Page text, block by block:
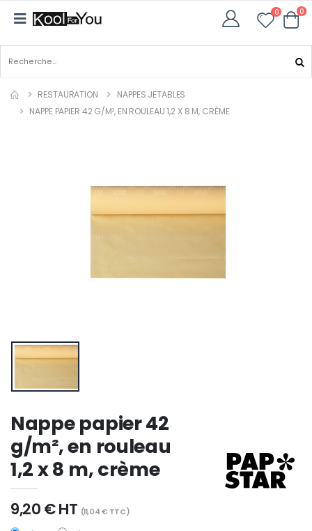
0 0
RESTAURATION
NAPPES JETABLES
NAPPE PAPIER 42 G/M², EN ROULEAU 1,2 X 8 M, CRÈME
Nappe papier 42
g/m², en rouleau
1,2 x 8 m, crème
9,20 € HT (11,04 € TTC)